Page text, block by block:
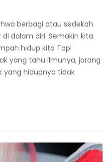
berbagi atau sedekah
dalam diri. Semakin kita
hidup kita Tapi
yang tahu ilmunya, jarang
yang hidupnya tidak